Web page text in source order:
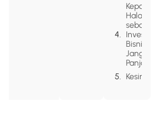
Kepatuhan
Halal
sebagai
Investasi
Bisnis
Jangka
Panjang
Kesimpulan